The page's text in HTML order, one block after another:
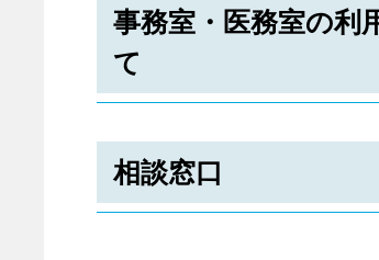
事務室・医務室の利
て
相談窓口